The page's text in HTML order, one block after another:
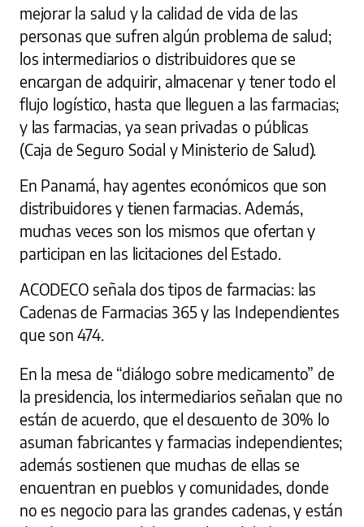
mejorar la salud y la calidad de vida de las
personas que sufren algún problema de salud;
los intermediarios o distribuidores que se
encargan de adquirir, almacenar y tener todo el
flujo logístico, hasta que lleguen a las farmacias;
y las farmacias, ya sean privadas o públicas
(Caja de Seguro Social y Ministerio de Salud).
En Panamá, hay agentes económicos que son
distribuidores y tienen farmacias. Además,
muchas veces son los mismos que ofertan y
participan en las licitaciones del Estado.
ACODECO señala dos tipos de farmacias: las
Cadenas de Farmacias 365 y las Independientes
que son 474.
En la mesa de “diálogo sobre medicamento” de
la presidencia, los intermediarios señalan que no
están de acuerdo, que el descuento de 30% lo
asuman fabricantes y farmacias independientes;
además sostienen que muchas de ellas se
encuentran en pueblos y comunidades, donde
no es negocio para las grandes cadenas, y están